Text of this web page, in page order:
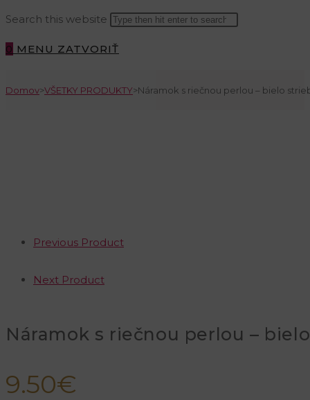
Search this website
0 MENU ZATVORIŤ
Domov>VŠETKY PRODUKTY>Náramok s riečnou perlou – bielo
Previous Product
Next Product
Náramok s riečnou perlou –
9.50€